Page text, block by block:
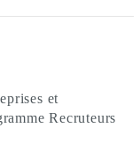
et
Recruteurs